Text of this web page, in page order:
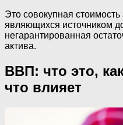
Это совокупная
являющихся источником
негарантированная
актива.
ВВП: что это,
что влияет